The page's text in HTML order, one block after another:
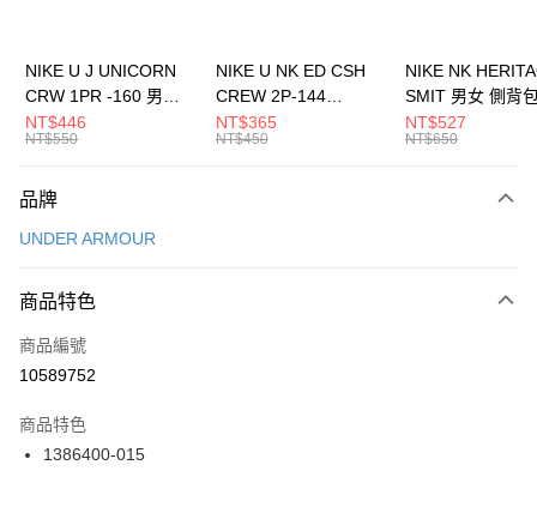
元大商業銀行
台灣樂天信用卡公司
全盈+PAY
AFTEE先享後付
【關於「AFTEE先享後付」】
便利好安心！
３．安心：先確認商品／服務後，再付款。
【「AFTEE先享後付」結帳流程】
１．於結帳方式選擇「AFTEE先享後付」後，將跳轉至「AFTEE先享後付」
２．訂單成立數日內，您將收到繳費通知簡訊。
３．收到繳費通知簡訊後14天內，點擊此簡訊中的連結，可透過四大超商／
ATM／網路銀行／等多元方式進行付款，方視為交易完成。
運送方式
每筆NT$100，滿NT$1,500(含以上)免運費
宅配
每筆NT$100，滿NT$1,500(含以上)免運費
付款後門市自取
每筆NT$100，滿NT$1,500(含以上)免運費
NIKE U J UNICORN
CRW 1PR -160 男女
中統襪 FZ3393100
NT$446
NT$550
NIKE U NK ED CSH
CREW 2P-144
EMBRDY 男女 短統襪
FZ3073133
NT$365
NT$450
NIKE NK
SMIT 男女 側背
BA5871010
NT$527
NT$650
品牌
UNDER ARMOUR
商品特色
商品編號
10589752
商品特色
1386400-015